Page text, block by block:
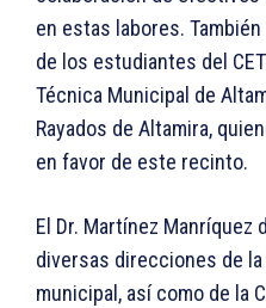
en estas labores.
de los estudiantes del
Técnica Municipal de
Rayados de Altamira,
en favor de este recinto.
El Dr. Martínez Manríquez
diversas direcciones de
municipal, así como de la